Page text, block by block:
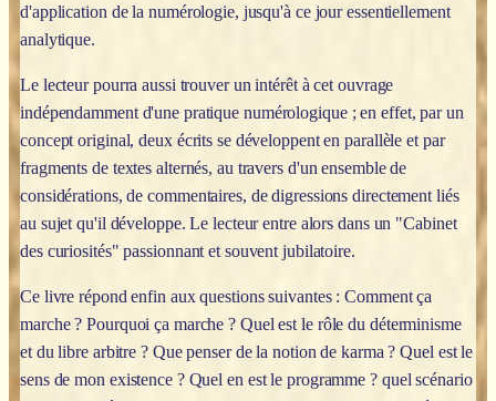
d'application de la numérologie, jusqu'à ce jour essentiellement
analytique.
Le lecteur pourra aussi trouver un intérêt à cet ouvrage
indépendamment d'une pratique numérologique ; en effet, par un
concept original, deux écrits se développent en parallèle et par
fragments de textes alternés, au travers d'un ensemble de
considérations, de commentaires, de digressions directement liés
au sujet qu'il développe. Le lecteur entre alors dans un "Cabinet
des curiosités" passionnant et souvent jubilatoire.
Ce livre répond enfin aux questions suivantes : Comment ça
marche ? Pourquoi ça marche ? Quel est le rôle du déterminisme
et du libre arbitre ? Que penser de la notion de karma ? Quel est le
sens de mon existence ? Quel en est le programme ? quel scénario